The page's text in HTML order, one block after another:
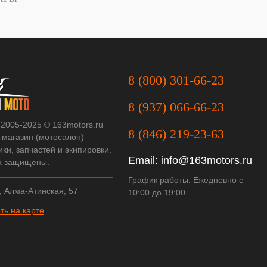
2025 © 163motors.ru
(мотосалон)
запчастей и экипировки.
защищены.
Алма-Атинская, 57
на карте
8 (800) 301-66-23
8 (937) 066-66-23
8 (846) 219-23-63
Email: info@163motors.ru
График работы: Ежедневно с
10:00 до 19:00